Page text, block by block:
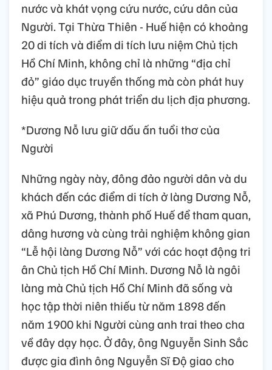
nước và khát vọng cứu nước, cứu dân của
Người. Tại Thừa Thiên - Huế hiện có khoảng
20 di tích và điểm di tích lưu niệm Chủ tịch
Hồ Chí Minh, không chỉ là những “địa chỉ
đỏ” giáo dục truyền thống mà còn phát huy
hiệu quả trong phát triển du lịch địa phương.
*Dương Nỗ lưu giữ dấu ấn tuổi thơ của
Người
Những ngày này, đông đảo người dân và du
khách đến các điểm di tích ở làng Dương Nỗ,
xã Phú Dương, thành phố Huế để tham quan,
dâng hương và cùng trải nghiệm không gian
“Lễ hội làng Dương Nỗ” với các hoạt động tri
ân Chủ tịch Hồ Chí Minh. Dương Nỗ là ngôi
làng mà Chủ tịch Hồ Chí Minh đã sống và
học tập thời niên thiếu từ năm 1898 đến
năm 1900 khi Người cùng anh trai theo cha
về đây dạy học. Ở đây, ông Nguyễn Sinh Sắc
được gia đình ông Nguyễn Sĩ Độ giao cho